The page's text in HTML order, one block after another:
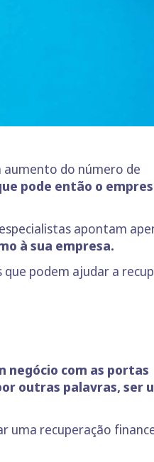
aumento do número de
pode então o
apontam
à sua empresa.
que podem ajudar a
negócio com as portas
outras palavras, ser
uma recuperação